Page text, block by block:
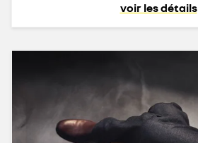
voir les détails